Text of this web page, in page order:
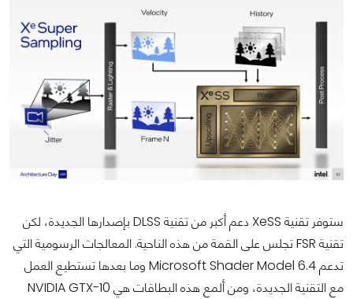
ستوفر تقنية XeSS دعم أكبر من تقنية DLSS بإصدارها الجديدة، لكن
تقنية FSR تجلس على القمة من هذه الناحية. المعالجات الرسومية التي
تدعم Microsoft Shader Model 6.4 وما بعدها تستطيع العمل
مع التقنية الجديدة، ومن ألمع هذه البطاقات هي NVIDIA GTX-10